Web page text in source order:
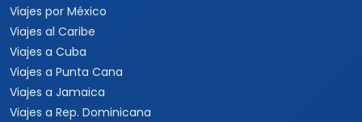
Viajes por México
Viajes al Caribe
Viajes a Cuba
Viajes a Punta Cana
Viajes a Jamaica
Viajes a Rep. Dominicana